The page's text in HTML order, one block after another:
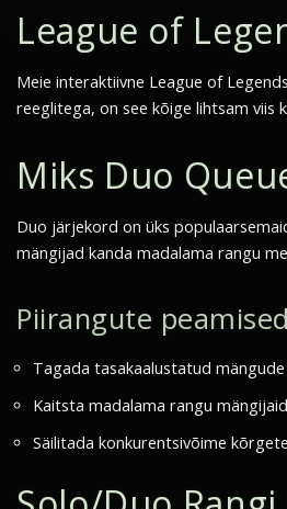
League of
Meie interaktiivne League of
reeglitega, on see kõige lihtsam viis
Miks Duo
Duo järjekord on üks
mängijad kanda madalama rangu
Piirangute
Tagada tasakaalustatud
Kaitsta madalama rangu
Säilitada konkurentsivõime